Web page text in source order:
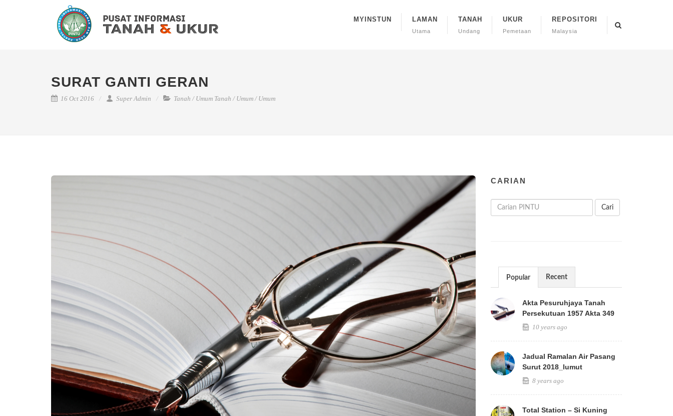
MYINSTUN LAMAN
Utama
TANAH
Undang
UKUR
Pemetaan
REPOSITORI
Malaysia
SURAT GANTI GERAN
16 Oct 2016 Super Admin Tanah / Umum Tanah / Umum/ Umum
CARIAN
Cari
Popular Recent
Akta Pesuruhjaya Tanah
Persekutuan 1957 Akta 349
10 years ago
Jadual Ramalan Air Pasang
Surut 2018_lumut
8 years ago
Total Station – Si Kuning